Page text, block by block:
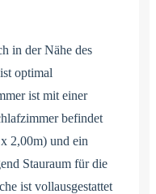
in der Nähe des
optimal
ist mit einer
befindet
2,00m) und ein
Stauraum für die
ist vollausgestattet